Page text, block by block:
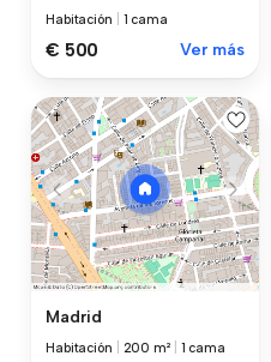
Habitación 1 cama
€ 500 Ver más
Madrid
Habitación 200 m² 1 cama